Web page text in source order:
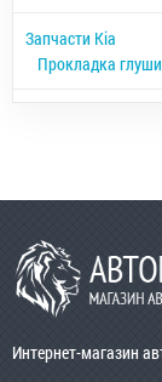
Запчасти Kia
Прокладка
Интернет-магазин